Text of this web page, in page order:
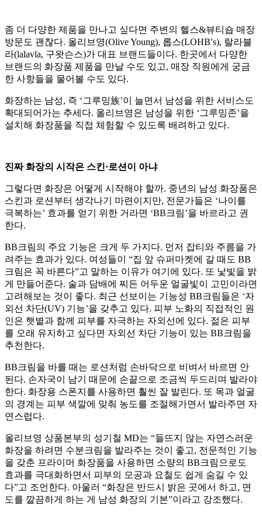
좀 더 다양한 제품을 만나고 싶다면 주변의 헬스&뷰티숍 매장
방문도 괜찮다. 올리브영(Olive Young), 롭스(LOHB′s), 랄라블
라(lalavla, 구왓슨스)가 대표 브랜드들이다. 한곳에서 다양한
브랜드의 화장품 제품을 만날 수도 있고, 매장 직원에게 궁금
한 사항들을 물어볼 수도 있다.
화장하는 남성, 즉 ‘그루밍族’이 늘면서 남성을 위한 서비스도
확대되어가는 추세다. 올리브영은 남성을 위한 ‘그루밍존’을
설치해 화장품을 직접 체험할 수 있도록 배려하고 있다.
진짜 화장의 시작은 스킨·로션이 아냐
그렇다면 화장은 어떻게 시작해야 할까. 중년의 남성 화장품은
스킨과 로션부터 생각나기 마련이지만, 전문가들은 ‘나이를
극복하는’ 효과를 얻기 위한 거라면 ‘BB크림’을 바르라고 권
한다.
BB크림의 주요 기능은 크게 두 가지다. 먼저 잡티와 주름을 가
려주는 효과가 있다. 여성들이 “집 앞 슈퍼마켓에 갈 때도 BB
크림은 꼭 바른다”고 말하는 이유가 여기에 있다. 또 낯빛을 밝
게 만들어준다. 술과 담배에 찌든 어두운 얼굴빛이 고민이라면
고려해보는 것이 좋다. 최근 선보이는 기능성 BB크림들은 ‘자
외선 차단(UV) 기능’을 갖추고 있다. 피부 노화의 직접적인 원
인은 햇볕과 함께 피부를 자극하는 자외선에 있다. 젊은 피부
를 오래 유지하고 싶다면 자외선 차단 기능이 있는 BB크림을
추천한다.
BB크림을 바를 때는 로션처럼 손바닥으로 비벼서 바르면 안
된다. 손자국이 남기 때문에 손끝으로 조금씩 두드리며 발라야
한다. 화장용 스폰지를 사용하면 훨씬 잘 발린다. 또 목과 얼굴
의 경계는 피부 색깔에 맞춰 농도를 조절해가면서 발라주면 자
연스럽다.
올리브영 상품본부의 성기철 MD는 “들뜨지 않는 자연스러운
화장을 하려면 수분크림을 발라주는 것이 좋고, 전문적인 기능
을 갖춘 프라이머 화장품을 사용하면 소량의 BB크림으로도
효과를 극대화하면서 피부의 모공과 요철도 쉽게 숨길 수 있
다”고 조언한다. 아울러 “화장은 반드시 밝은 곳에서 하고, 면
도를 깔끔하게 하는 게 남성 화장의 기본”이라고 강조했다.